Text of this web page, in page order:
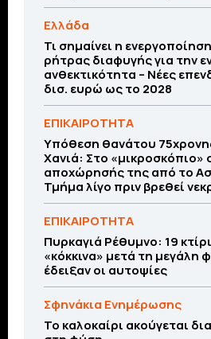
Ελλάδα
Τι σημαίνει η
ρήτρας διαφυγής για την
ανθεκτικότητα – Νέες
δισ. ευρώ ως το 2028
ΕΠΙΚΑΙΡΟΤΗΤΑ
Υπόθεση θανάτου
Χανιά: Στο «μικροσκόπιο»
αποχώρησής της από το
Τμήμα λίγο πριν βρεθεί
ΕΠΙΚΑΙΡΟΤΗΤΑ
Πυρκαγιά Ρέθυμνο: 19
«κόκκινα» μετά τη μεγάλη
έδειξαν οι αυτοψίες
Σφηνάκια Ενημέρωσης
Το καλοκαίρι ακούγεται